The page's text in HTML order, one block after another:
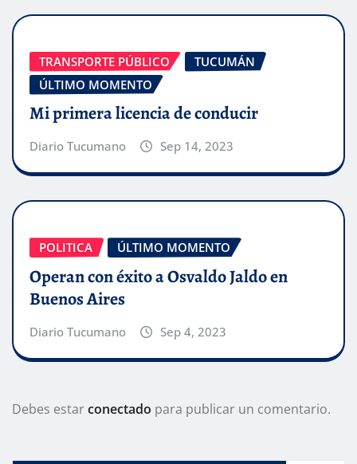
TRANSPORTE PÚBLICO
TUCUMÁN
ÚLTIMO MOMENTO
Mi primera licencia de conducir
Diario Tucumano Sep 14, 2023
POLITICA ÚLTIMO MOMENTO
Operan con éxito a Osvaldo Jaldo en
Buenos Aires
Diario Tucumano Sep 4, 2023
Debes estarconectado para publicar un comentario.